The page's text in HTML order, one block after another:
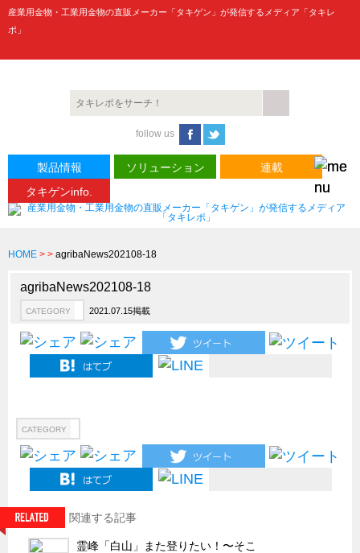
CATEGORY 製品情報
新製品ロケットニュース
ピックアップ製品
製品開発秘話
モニターアーム
CATEGORY ソリューション
SDGs配慮・脱炭素
省力化製品
配電盤・分電盤・キュービクル
医療・福祉・介護関連
ロボット・自動化装置関連
産業用金物・工業用金物の直販メーカー「タキゲン」が発信するメディア「タキレ
ポ」
follow us
製品情報 ソリューション
連載
タキゲンinfo.
HOME > > agribaNews202108-18
agribaNews202108-18
CATEGORY 2021.07.15掲載
CATEGORY
関連する記事
霊峰「白山」また登りたい！〜そこ